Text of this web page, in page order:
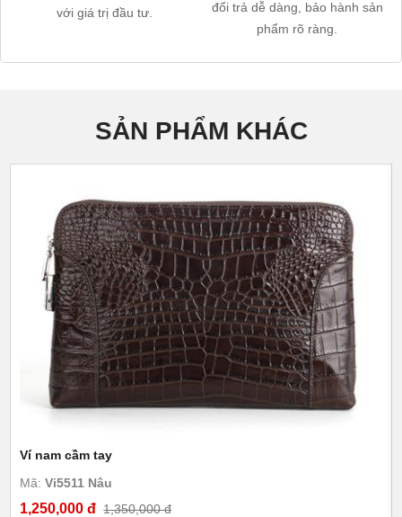
với giá trị đầu tư.
đổi trả dễ dàng, bảo hành sản
phẩm rõ ràng.
SẢN PHẨM KHÁC
Ví nam cầm tay
Mã:Vi5511 Nâu
1,250,000 đ 1,350,000 đ